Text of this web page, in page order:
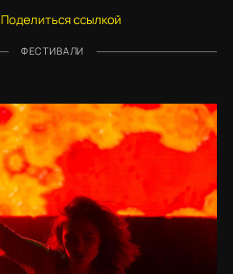
Поделиться ссылкой
ФЕСТИВАЛИ